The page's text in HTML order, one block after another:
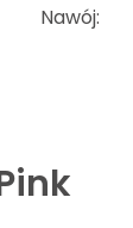
Nawój: